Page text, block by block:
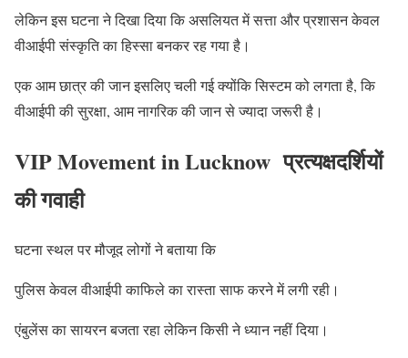
लेकिन इस घटना ने दिखा दिया कि असलियत में सत्ता और प्रशासन केवल
वीआईपी संस्कृति का हिस्सा बनकर रह गया है।
एक आम छात्र की जान इसलिए चली गई क्योंकि सिस्टम को लगता है, कि
वीआईपी की सुरक्षा, आम नागरिक की जान से ज्यादा जरूरी है।
VIP Movement in Lucknow प्रत्यक्षदर्शियों
की गवाही
घटना स्थल पर मौजूद लोगों ने बताया कि
पुलिस केवल वीआईपी काफिले का रास्ता साफ करने में लगी रही।
एंबुलेंस का सायरन बजता रहा लेकिन किसी ने ध्यान नहीं दिया।